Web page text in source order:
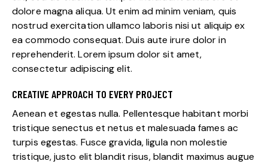
dolore magna aliqua. Ut enim ad minim veniam, quis
nostrud exercitation ullamco laboris nisi ut aliquip ex
ea commodo consequat. Duis aute irure dolor in
reprehenderit. Lorem ipsum dolor sit amet,
consectetur adipiscing elit.
CREATIVE APPROACH TO EVERY PROJECT
Aenean et egestas nulla. Pellentesque habitant morbi
tristique senectus et netus et malesuada fames ac
turpis egestas. Fusce gravida, ligula non molestie
tristique, justo elit blandit risus, blandit maximus augue